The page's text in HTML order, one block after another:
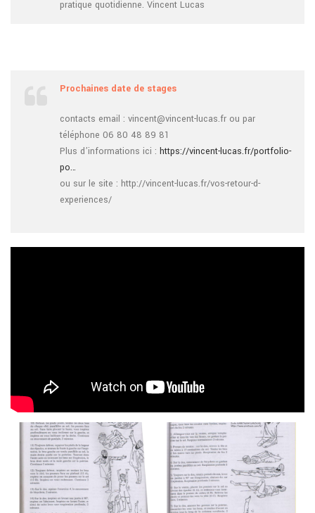
pratique quotidienne. Vincent Lucas
Prochaines date de stages
contacts email : vincent@vincent-lucas.fr ou par
téléphone 06 80 48 89 81
Plus d’informations ici : https://vincent-lucas.fr/portfolio-
po…
ou sur le site : http://vincent-lucas.fr/vos-retour-d-
experiences/